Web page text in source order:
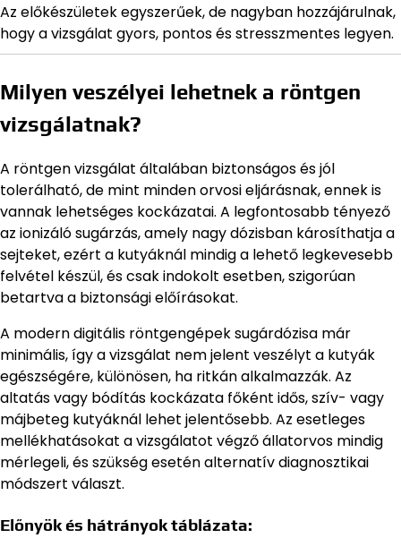
Az előkészületek egyszerűek, de nagyban hozzájárulnak,
hogy a vizsgálat gyors, pontos és stresszmentes legyen.
Milyen veszélyei lehetnek a röntgen
vizsgálatnak?
A röntgen vizsgálat általában biztonságos és jól
tolerálható, de mint minden orvosi eljárásnak, ennek is
vannak lehetséges kockázatai. A legfontosabb tényező
az ionizáló sugárzás, amely nagy dózisban károsíthatja a
sejteket, ezért a kutyáknál mindig a lehető legkevesebb
felvétel készül, és csak indokolt esetben, szigorúan
betartva a biztonsági előírásokat.
A modern digitális röntgengépek sugárdózisa már
minimális, így a vizsgálat nem jelent veszélyt a kutyák
egészségére, különösen, ha ritkán alkalmazzák. Az
altatás vagy bódítás kockázata főként idős, szív- vagy
májbeteg kutyáknál lehet jelentősebb. Az esetleges
mellékhatásokat a vizsgálatot végző állatorvos mindig
mérlegeli, és szükség esetén alternatív diagnosztikai
módszert választ.
Előnyök és hátrányok táblázata: